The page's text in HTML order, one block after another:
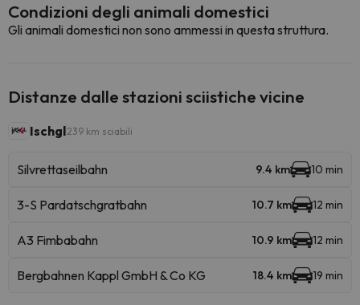
Condizioni degli animali domestici
Gli animali domestici non sono ammessi in questa struttura.
Distanze dalle stazioni sciistiche vicine
Ischgl239 km sciabili
Silvrettaseilbahn 9.4 km 10 min
3-S Pardatschgratbahn 10.7 km 12 min
A3 Fimbabahn 10.9 km 12 min
Bergbahnen Kappl GmbH & Co KG 18.4 km 19 min